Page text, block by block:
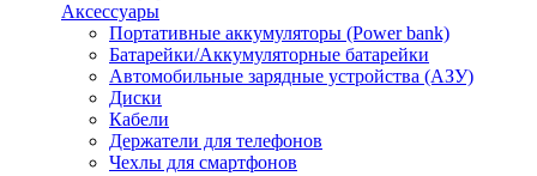
Аксессуары
Портативные аккумуляторы (Power bank)
Батарейки/Аккумуляторные батарейки
Автомобильные зарядные устройства (АЗУ)
Диски
Кабели
Держатели для телефонов
Чехлы для смартфонов